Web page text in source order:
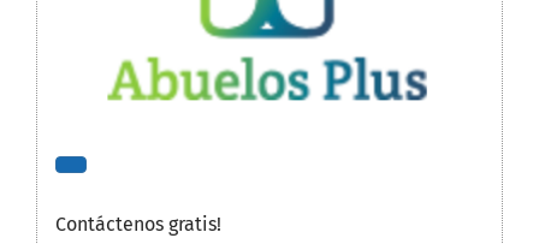
Contáctenos gratis!